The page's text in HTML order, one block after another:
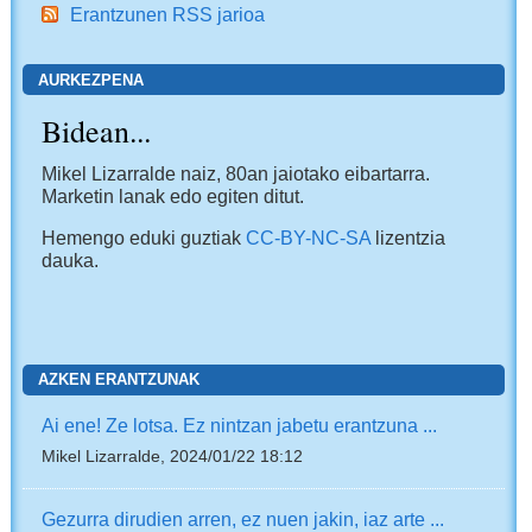
Erantzunen RSS jarioa
AURKEZPENA
Bidean...
Mikel Lizarralde naiz, 80an jaiotako eibartarra.
Marketin lanak edo egiten ditut.
Hemengo eduki guztiakCC-BY-NC-SA lizentzia
dauka.
AZKEN ERANTZUNAK
Ai ene! Ze lotsa. Ez nintzan jabetu erantzuna ...
Mikel Lizarralde, 2024/01/22 18:12
Gezurra dirudien arren, ez nuen jakin, iaz arte ...